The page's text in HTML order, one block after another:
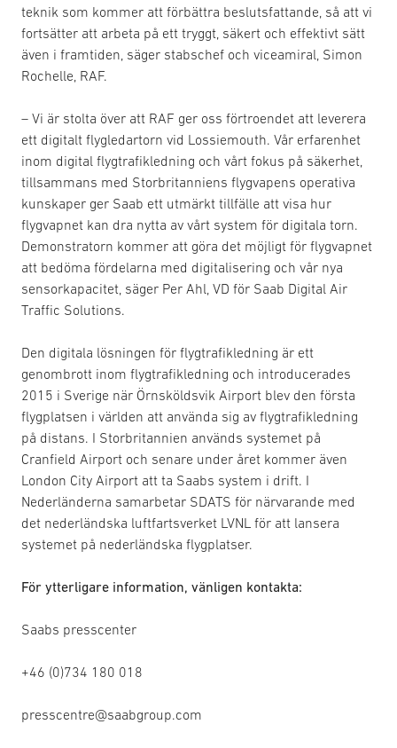
teknik som kommer att förbättra beslutsfattande, så att vi
fortsätter att arbeta på ett tryggt, säkert och effektivt sätt
även i framtiden, säger stabschef och viceamiral, Simon
Rochelle, RAF.
– Vi är stolta över att RAF ger oss förtroendet att leverera
ett digitalt flygledartorn vid Lossiemouth. Vår erfarenhet
inom digital flygtrafikledning och vårt fokus på säkerhet,
tillsammans med Storbritanniens flygvapens operativa
kunskaper ger Saab ett utmärkt tillfälle att visa hur
flygvapnet kan dra nytta av vårt system för digitala torn.
Demonstratorn kommer att göra det möjligt för flygvapnet
att bedöma fördelarna med digitalisering och vår nya
sensorkapacitet, säger Per Ahl, VD för Saab Digital Air
Traffic Solutions.
­Den digitala lösningen för flygtrafikledning är ett
genombrott inom flygtrafikledning och introducerades
2015 i Sverige när Örnsköldsvik Airport blev den första
flygplatsen i världen att använda sig av flygtrafikledning
på distans. I Storbritannien används systemet på
Cranfield Airport och senare under året kommer även
London City Airport att ta Saabs system i drift. I
Nederländerna samarbetar SDATS för närvarande med
det nederländska luftfartsverket LVNL för att lansera
systemet på nederländska flygplatser.
För ytterligare information, vänligen kontakta:
Saabs presscenter
+46 (0)734 180 018
presscentre@saabgroup.com